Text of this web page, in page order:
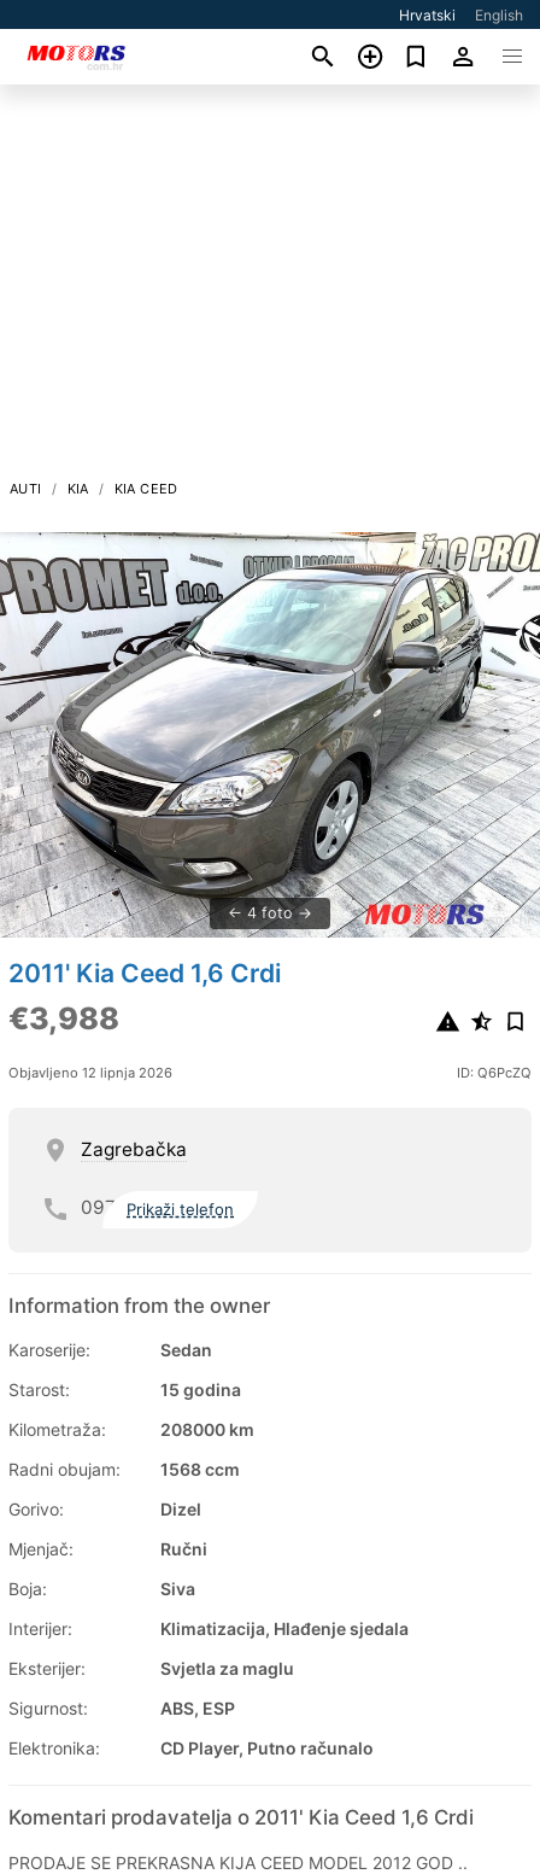
Hrvatski English
AUTI KIA KIA CEED
4 foto
2011' Kia Ceed 1,6 Crdi
€3,988
Objavljeno 12 lipnja 2026 ID: Q6PcZQ
Zagrebačka
097 Prikaži telefon
Information from the owner
Karoserije:
Sedan
Starost:
15 godina
Kilometraža:
208000 km
Radni obujam:
1568 ccm
Gorivo:
Dizel
Mjenjač:
Ručni
Boja:
Siva
Interijer:
Klimatizacija, Hlađenje sjedala
Eksterijer:
Svjetla za maglu
Sigurnost:
ABS, ESP
Elektronika:
CD Player, Putno računalo
Komentari prodavatelja o 2011' Kia Ceed 1,6 Crdi
PRODAJE SE PREKRASNA KIJA CEED MODEL 2012 GOD ..